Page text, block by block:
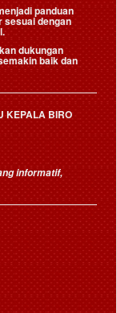
panduan
sesuai dengan
dukungan
baik dan
KEPALA BIRO
informatif,